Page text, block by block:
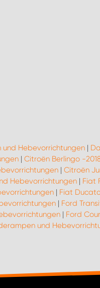
Hebevorrichtungen |
| Citroën Berlingo -
| Citroën
Hebevorrichtungen | Fiat
| Fiat
| Ford
| Ford
und